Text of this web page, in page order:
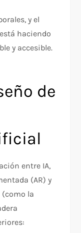
y el
haciendo
y accesible.
de
entre IA,
(AR) y
la